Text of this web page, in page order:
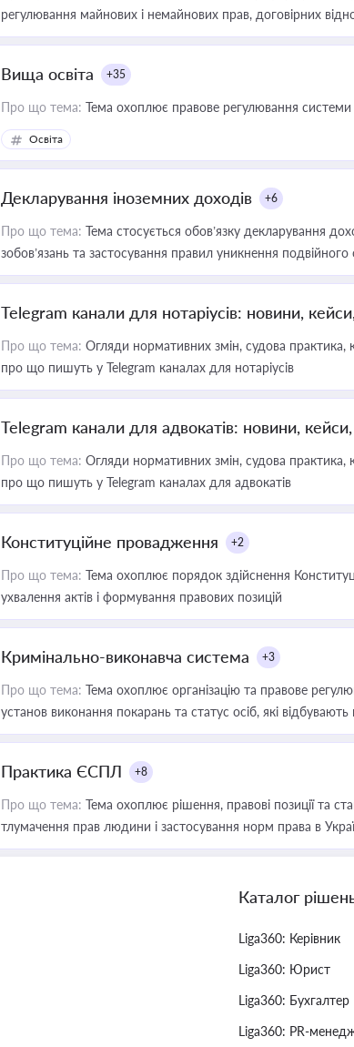
регулювання майнових і немайнових прав, договірних
Вища освіта +35
Про що тема: Тема охоплює правове регулювання системи
Освіта
Декларування іноземних доходів +6
Про що тема: Тема стосується обов’язку декларування
зобов’язань та застосування правил уникнення
Telegram канали для нотаріусів: новини,
Про що тема: Огляди нормативних змін, судова практика,
про що пишуть у Telegram каналах для нотаріусів
Telegram канали для адвокатів: новини,
Про що тема: Огляди нормативних змін, судова практика,
про що пишуть у Telegram каналах для адвокатів
Конституційне провадження +2
Про що тема: Тема охоплює порядок здійснення
ухвалення актів і формування правових позицій
Кримінально-виконавча система +3
Про що тема: Тема охоплює організацію та правове
установ виконання покарань та статус осіб, які
Практика ЄСПЛ +8
Про що тема: Тема охоплює рішення, правові позиції та
тлумачення прав людини і застосування норм права в
Каталог
Liga360: Керівник
Liga360: Юрист
Liga360: Бухгалтер
Liga360: PR-